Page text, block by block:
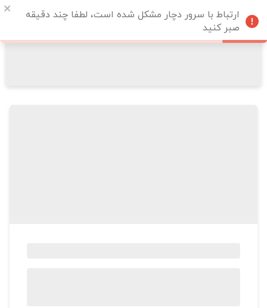
ارتباط با سرور دچار مشکل شده است، لطفا چند دقیقه
صبر کنید